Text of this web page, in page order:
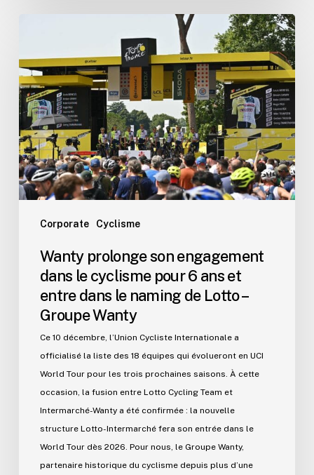
Corporate Cyclisme
son
engagement
dans
le
cyclisme
pour
6
ans
entre
naming
Lotto
Groupe
Wanty
Wanty prolonge son engagement
dans le cyclisme pour 6 ans et
entre dans le naming de Lotto –
Groupe Wanty
Ce 10 décembre, l’Union Cycliste Internationale a
officialisé la liste des 18 équipes qui évolueront en UCI
World Tour pour les trois prochaines saisons. À cette
occasion, la fusion entre Lotto Cycling Team et
Intermarché-Wanty a été confirmée : la nouvelle
structure Lotto-Intermarché fera son entrée dans le
World Tour dès 2026. Pour nous, le Groupe Wanty,
partenaire historique du cyclisme depuis plus d’une